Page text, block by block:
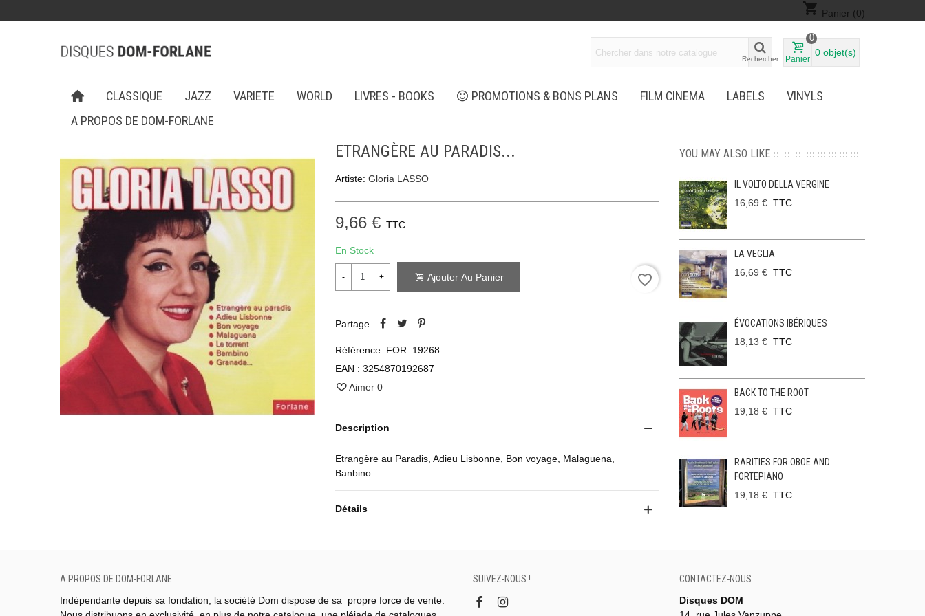
shopping_cart Panier (0)
Rechercher Panier
0
0 objet(s)
CLASSIQUE JAZZ VARIETE WORLD LIVRES - BOOKS PROMOTIONS & BONS PLANS FILM CINEMA LABELS
VINYLS
A PROPOS DE DOM-FORLANE
ETRANGÈRE AU PARADIS...
Artiste: Gloria LASSO
9,66 € TTC
En Stock
- + Ajouter Au Panier favorite_border
Partage
Référence: FOR_19268
EAN : 3254870192687
Aimer 0
Description
Etrangère au Paradis, Adieu Lisbonne, Bon voyage, Malaguena,
Banbino...
Détails
YOU MAY ALSO LIKE
IL VOLTO DELLA VERGINE
16,69 € TTC
LA VEGLIA
16,69 € TTC
ÉVOCATIONS IBÉRIQUES
18,13 € TTC
BACK TO THE ROOT
19,18 € TTC
RARITIES FOR OBOE AND
FORTEPIANO
19,18 € TTC
A PROPOS DE DOM-FORLANE
Indépendante depuis sa fondation, la société Dom dispose de sa propre force de vente.
SUIVEZ-NOUS !
CONTACTEZ-NOUS
Disques DOM